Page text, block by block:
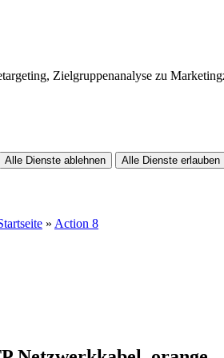
Zielgruppenanalyse zu
Alle Dienste ablehnen Alle Dienste erlauben
» Action 8